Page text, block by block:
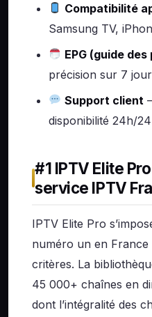
Compatibilité
Samsung TV,
EPG (guide
précision sur 7
Support client
disponibilité 24h/24
#1 IPTV Elite
service IPTV
IPTV Elite Pro
numéro un en
critères. La
45 000+ chaînes en
dont l’intégralité des